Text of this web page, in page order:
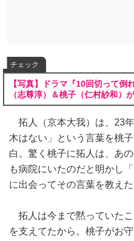
チェック
【写真】ドラマ『10回切って
（志尊淳）＆桃子（仁村紗和）
拓人（京本大我）は、23
木はない」という言葉を桃
白。驚く桃子に拓人は、あ
も病院にいたのだと明かし
に出会ってその言葉を教えた
拓人は今まで黙っていた
を支えてたから。桃子がお